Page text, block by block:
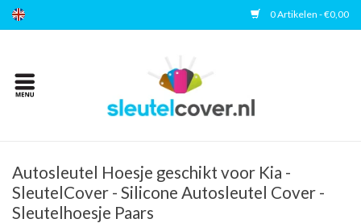
0 Artikelen - €0,00
Home
Accessoires
Veelgestelde vragen
Autosleutel Hoesje geschikt voor Kia -
SleutelCover - Silicone Autosleutel Cover -
Sleutelhoesje Paars